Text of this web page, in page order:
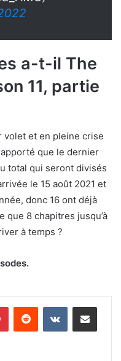
a-t-il The
11, partie
volet et en pleine crise
que le dernier
total qui seront divisés
le 15 août 2021 et
donc 16 ont déjà
que 8 chapitres jusqu’à
à temps ?
PinterestReddit VKontaktePartager par email